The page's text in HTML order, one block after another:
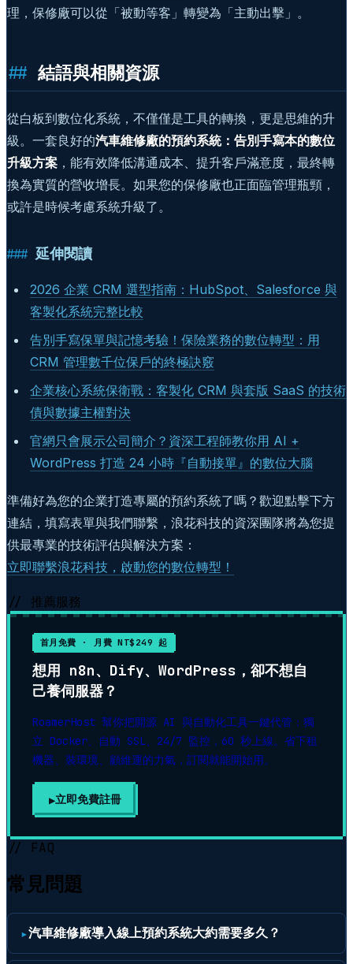
理，保修廠可以從「被動等客」轉變為「主動出擊」。
結語與相關資源
從白板到數位化系統，不僅僅是工具的轉換，更是思維的升
級。一套良好的汽車維修廠的預約系統：告別手寫本的數位
升級方案 ，能有效降低溝通成本、提升客戶滿意度，最終轉
換為實質的營收增長。如果您的保修廠也正面臨管理瓶頸，
或許是時候考慮系統升級了。
延伸閱讀
2026 企業 CRM 選型指南：HubSpot、Salesforce 與
客製化系統完整比較
告別手寫保單與記憶考驗！保險業務的數位轉型：用
CRM 管理數千位保戶的終極訣竅
企業核心系統保衛戰：客製化 CRM 與套版 SaaS 的技術
債與數據主權對決
官網只會展示公司簡介？資深工程師教你用 AI +
WordPress 打造 24 小時『自動接單』的數位大腦
準備好為您的企業打造專屬的預約系統了嗎？歡迎點擊下方
連結，填寫表單與我們聯繫，浪花科技的資深團隊將為您提
供最專業的技術評估與解決方案：
立即聯繫浪花科技，啟動您的數位轉型！
// 推薦服務
首月免費 · 月費 NT$249 起
想用 n8n、Dify、WordPress，卻不想自
己養伺服器？
RoamerHost 幫你把開源 AI 與自動化工具一鍵代管：獨
立 Docker、自動 SSL、24/7 監控，60 秒上線。省下租
機器、裝環境、顧維運的力氣，訂閱就能開始用。
▶立即免費註冊
// FAQ
常見問題
汽車維修廠導入線上預約系統大約需要多久？